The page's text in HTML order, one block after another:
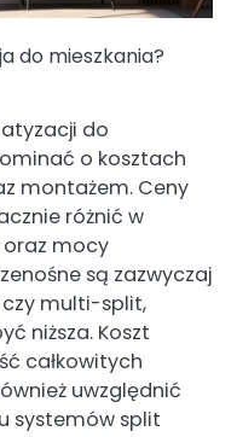
do mieszkania?
do
o kosztach
montażem. Ceny
różnić w
oraz mocy
są zazwyczaj
multi-split,
niższa. Koszt
całkowitych
uwzględnić
systemów split